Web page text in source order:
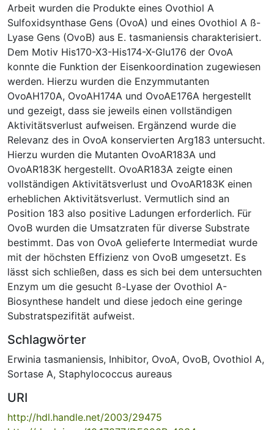
Arbeit wurden die Produkte eines Ovothiol A
Sulfoxidsynthase Gens (OvoA) und eines Ovothiol A ß-
Lyase Gens (OvoB) aus E. tasmaniensis charakterisiert.
Dem Motiv His170-X3-His174-X-Glu176 der OvoA
konnte die Funktion der Eisenkoordination zugewiesen
werden. Hierzu wurden die Enzymmutanten
OvoAH170A, OvoAH174A und OvoAE176A hergestellt
und gezeigt, dass sie jeweils einen vollständigen
Aktivitätsverlust aufweisen. Ergänzend wurde die
Relevanz des in OvoA konservierten Arg183 untersucht.
Hierzu wurden die Mutanten OvoAR183A und
OvoAR183K hergestellt. OvoAR183A zeigte einen
vollständigen Aktivitätsverlust und OvoAR183K einen
erheblichen Aktivitätsverlust. Vermutlich sind an
Position 183 also positive Ladungen erforderlich. Für
OvoB wurden die Umsatzraten für diverse Substrate
bestimmt. Das von OvoA gelieferte Intermediat wurde
mit der höchsten Effizienz von OvoB umgesetzt. Es
lässt sich schließen, dass es sich bei dem untersuchten
Enzym um die gesucht ß-Lyase der Ovothiol A-
Biosynthese handelt und diese jedoch eine geringe
Substratspezifität aufweist.
Schlagwörter
Erwinia tasmaniensis, Inhibitor, OvoA, OvoB, Ovothiol A,
Sortase A, Staphylococcus aureaus
URI
http://hdl.handle.net/2003/29475